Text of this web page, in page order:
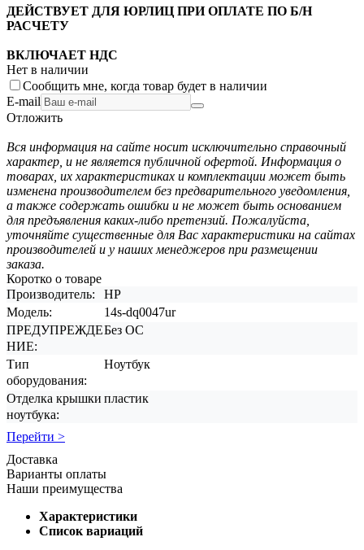
ДЕЙСТВУЕТ ДЛЯ ЮРЛИЦ ПРИ ОПЛАТЕ ПО Б/Н
РАСЧЕТУ
ВКЛЮЧАЕТ НДС
Нет в наличии
Сообщить мне, когда товар будет в наличии
E-mail
Отложить
Вся информация на сайте носит исключительно справочный
характер, и не является публичной офертой. Информация о
товарах, их характеристиках и комплектации может быть
изменена производителем без предварительного уведомления,
а также содержать ошибки и не может быть основанием
для предъявления каких-либо претензий. Пожалуйста,
уточняйте существенные для Вас характеристики на сайтах
производителей и у наших менеджеров при размещении
заказа.
Коротко о товаре
Производитель:
HP
Модель:
14s-dq0047ur
ПРЕДУПРЕЖДЕ
НИЕ:
Без ОС
Тип
оборудования:
Ноутбук
Отделка крышки
ноутбука:
пластик
Перейти >
Доставка
Варианты оплаты
Наши преимущества
Характеристики
Список вариаций